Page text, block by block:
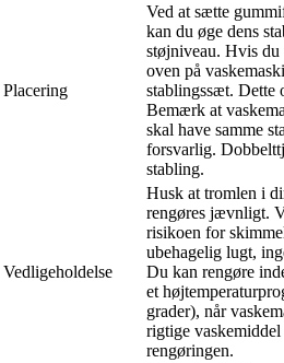
Placering
Ved at sætte
kan du øge dens
støjniveau. Hvis
oven på
stablingssæt. Dette
Bemærk at
skal have samme
forsvarlig.
stabling.
Vedligeholdelse
Husk at tromlen i
rengøres jævnligt.
risikoen for
ubehagelig lugt,
Du kan rengøre
et
grader), når
rigtige
rengøringen.